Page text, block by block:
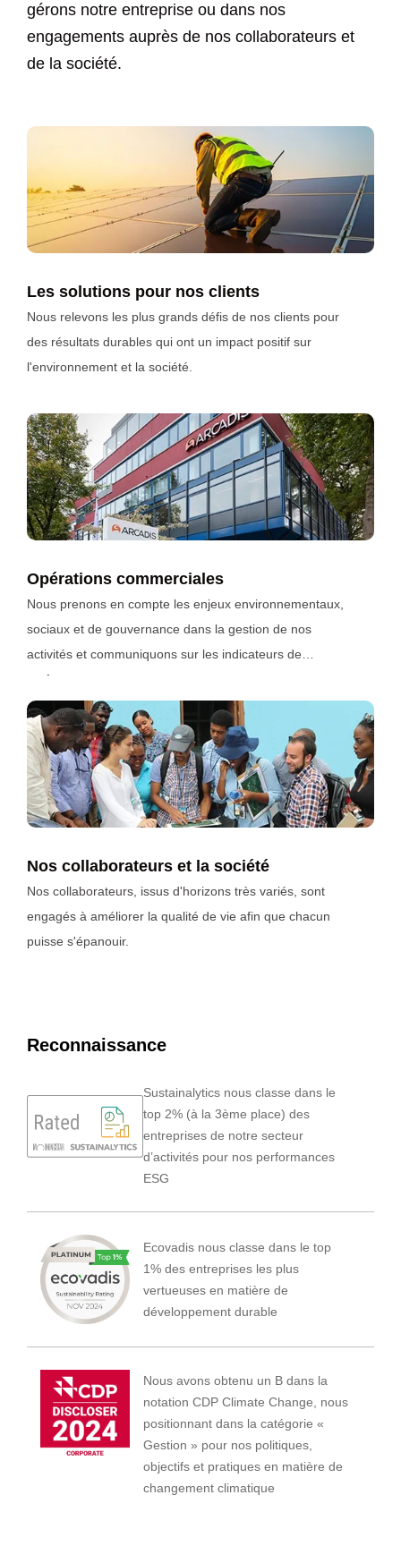
gérons notre entreprise ou dans nos
engagements auprès de nos collaborateurs et
de la société.
Les solutions pour nos clients
Nous relevons les plus grands défis de nos clients pour
des résultats durables qui ont un impact positif sur
l'environnement et la société.
Opérations commerciales
Nous prenons en compte les enjeux environnementaux,
sociaux et de gouvernance dans la gestion de nos
activités et communiquons sur les indicateurs de
performance.
Nos collaborateurs et la société
Nos collaborateurs, issus d'horizons très variés, sont
engagés à améliorer la qualité de vie afin que chacun
puisse s'épanouir.
Reconnaissance
Sustainalytics nous classe dans le
top 2% (à la 3ème place) des
entreprises de notre secteur
d’activités pour nos performances
ESG
Ecovadis nous classe dans le top
1% des entreprises les plus
vertueuses en matière de
développement durable
Nous avons obtenu un B dans la
notation CDP Climate Change, nous
positionnant dans la catégorie «
Gestion » pour nos politiques,
objectifs et pratiques en matière de
changement climatique